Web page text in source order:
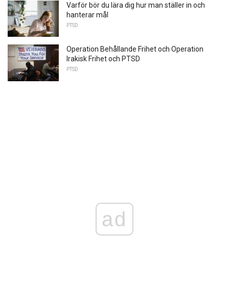
Varför bör du lära dig hur man ställer in och
hanterar mål
PTSD
Operation Behållande Frihet och Operation
Irakisk Frihet och PTSD
PTSD
ad